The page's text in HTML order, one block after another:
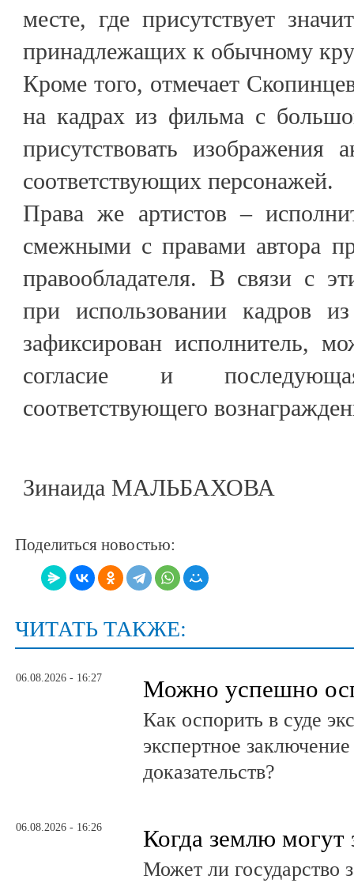
месте, где присутствует
принадлежащих к обычному
Кроме того, отмечает
на кадрах из фильма с
присутствовать изображения
соответствующих персонажей.
Права же артистов –
смежными с правами автора
правообладателя. В связи с
при использовании кадров
зафиксирован исполнитель,
согласие и
соответствующего
Зинаида МАЛЬБАХОВА
Поделиться новостью:
ЧИТАТЬ ТАКЖЕ:
06.08.2026 - 16:27 Можно успешно
Как оспорить в суде
экспертное
доказательств?
06.08.2026 - 16:26 Когда землю могут
Может ли государство